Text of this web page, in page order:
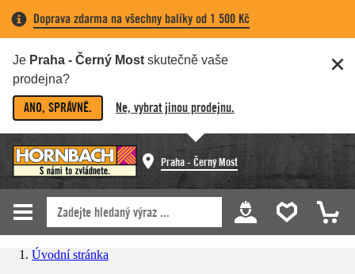
Doprava zdarma na všechny balíky od 1 500 Kč
Je Praha - Černý Most skutečně vaše
prodejna?
ANO, SPRÁVNĚ. Ne, vybrat jinou prodejnu.
Praha - Černý Most
Úvodní stránka